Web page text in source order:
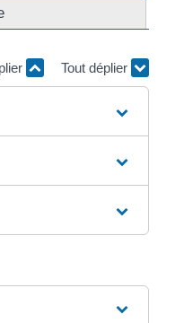
Tout déplier